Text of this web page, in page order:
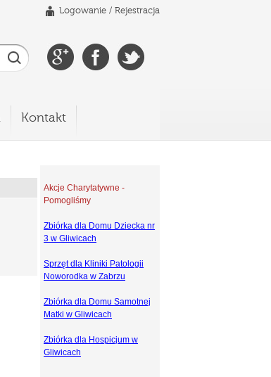
Logowanie / Rejestracja
Kontakt
Akcje Charytatywne -
Pomogliśmy
Zbiórka dla Domu Dziecka nr
3 w Gliwicach
Sprzęt dla Kliniki Patologii
Noworodka w Zabrzu
Zbiórka dla Domu Samotnej
Matki w Gliwicach
Zbiórka dla Hospicjum w
Gliwicach